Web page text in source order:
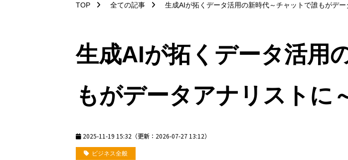
TOP 全ての記事 生成AIが拓くデータ活用の新時代～チャットで誰もがデー
生成AIが拓くデータ活用
もがデータアナリストに
2025-11-19 15:32 （更新： 2026-07-27 13:12）
ビジネス全般